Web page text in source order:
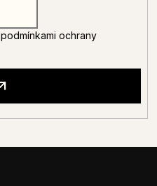
podmínkami ochrany